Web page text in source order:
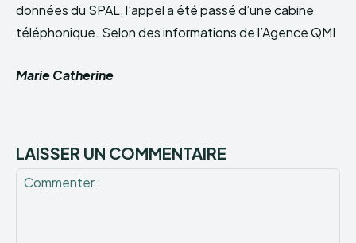
données du SPAL, l’appel a été passé d’une cabine
téléphonique. Selon des informations de l’Agence QMI
Marie Catherine
LAISSER UN COMMENTAIRE